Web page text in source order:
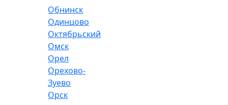
Обнинск
Одинцово
Октябрьский
Омск
Орел
Орехово-
Зуево
Орск